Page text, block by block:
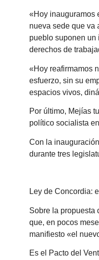
«Hoy inauguramos
nueva sede que va
pueblo suponen
derechos de
«Hoy reafirmamos
esfuerzo, sin su
espacios vivos,
Por último, Mejías
político socialista
Con la
durante tres
Ley de Concordia:
Sobre la propuesta
que, en pocos
manifiesto «el
Es el Pacto del